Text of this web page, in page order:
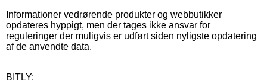
Informationer vedrørende produkter og webbutikker
opdateres hyppigt, men der tages ikke ansvar for
reguleringer der muligvis er udført siden nyligste opdatering
af de anvendte data.
BITLY: